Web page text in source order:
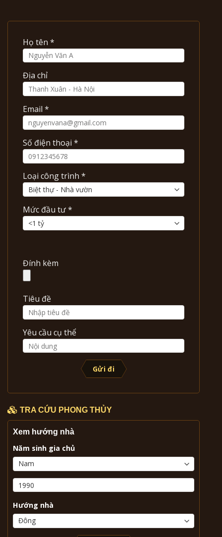
Họ tên *
Địa chỉ
Email *
Số điện thoại *
Loại công trình *
Mức đầu tư *
Đính kèm
Tiêu đề
Yêu cầu cụ thể
Gửi đi
TRA CỨU PHONG THỦY
Xem hướng nhà
Năm sinh gia chủ
Hướng nhà